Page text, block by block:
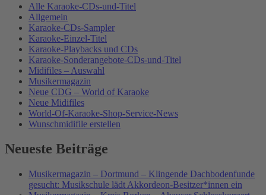
Alle Karaoke-CDs-und-Titel
Allgemein
Karaoke-CDs-Sampler
Karaoke-Einzel-Titel
Karaoke-Playbacks und CDs
Karaoke-Sonderangebote-CDs-und-Titel
Midifiles – Auswahl
Musikermagazin
Neue CDG – World of Karaoke
Neue Midifiles
World-Of-Karaoke-Shop-Service-News
Wunschmidifile erstellen
Neueste Beiträge
Musikermagazin – Dortmund – Klingende Dachbodenfunde
gesucht: Musikschule lädt Akkordeon-Besitzer*innen ein